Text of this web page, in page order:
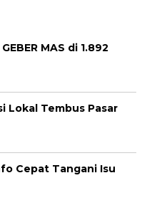
MAS di 1.892
Lokal Tembus Pasar
Cepat Tangani Isu